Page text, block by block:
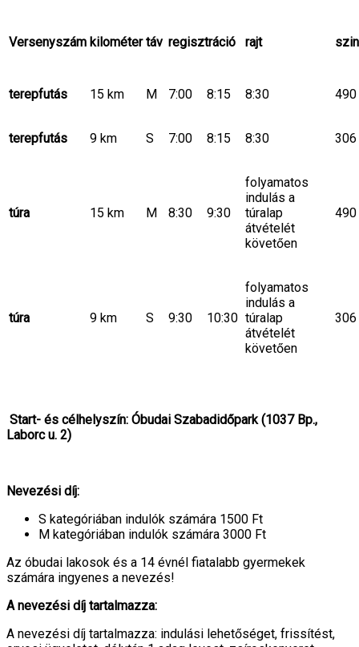
Versenyszám kilométer táv regisztráció rajt
terepfutás 15 km M 7:00 8:15 8:30 490
terepfutás 9 km S 7:00 8:15 8:30 306
túra 15 km M 8:30 9:30
folyamatos
indulás a
túralap
átvételét
követően
490
túra 9 km S 9:30 10:30
folyamatos
indulás a
túralap
átvételét
követően
306
Start- és célhelyszín: Óbudai Szabadidőpark (1037 Bp.,
Laborc u. 2)
Nevezési díj:
S kategóriában indulók számára 1500 Ft
M kategóriában indulók számára 3000 Ft
Az óbudai lakosok és a 14 évnél fiatalabb gyermekek
számára ingyenes a nevezés!
A nevezési díj tartalmazza:
A nevezési díj tartalmazza: indulási lehetőséget, frissítést,